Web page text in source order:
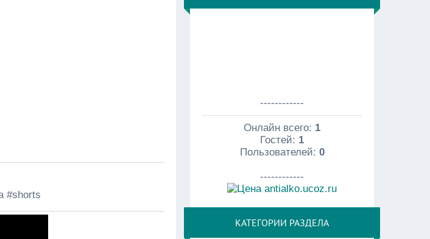
#shorts
------------
Онлайн всего: 1
Гостей: 1
Пользователей: 0
------------
КАТЕГОРИИ РАЗДЕЛА